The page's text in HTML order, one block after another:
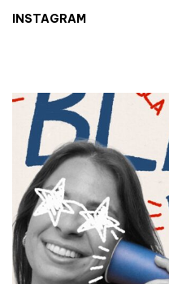
INSTAGRAM